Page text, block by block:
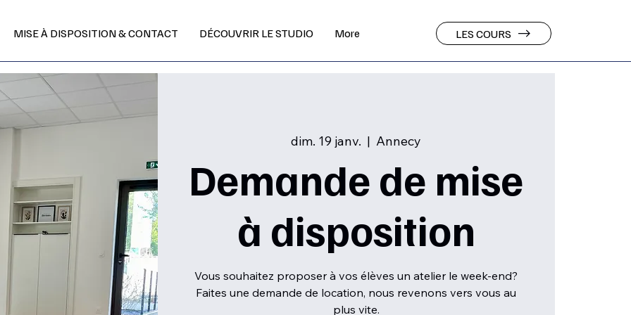
MISE À DISPOSITION & CONTACT DÉCOUVRIR LE STUDIO More LES COURS
dim. 19 janv.
  |
Annecy
Demande de mise
à disposition
Vous souhaitez proposer à vos élèves un atelier le week-end?
Faites une demande de location, nous revenons vers vous au
plus vite.